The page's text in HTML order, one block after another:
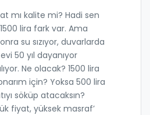
mı kalite mi? Hadi sen
lira fark var. Ama
su sızıyor, duvarlarda
50 yıl dayanıyor
Ne olacak? 1500 lira
için? Yoksa 500 lira
söküp atacaksın?
fiyat, yüksek masraf’